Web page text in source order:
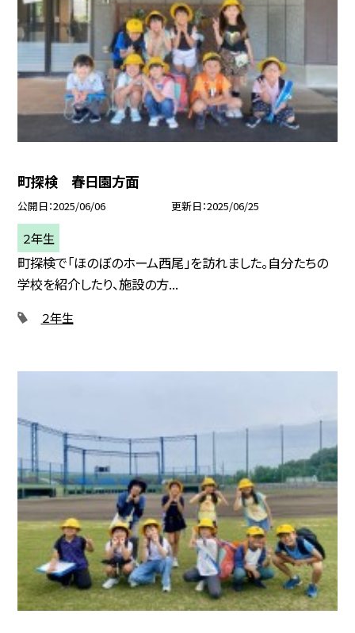
町探検 春日園方面
公開日 2025/06/06 更新日 2025/06/25
２年生
町探検で「ほのぼのホーム西尾」を訪れました。自分たちの
学校を紹介したり、施設の方...
２年生